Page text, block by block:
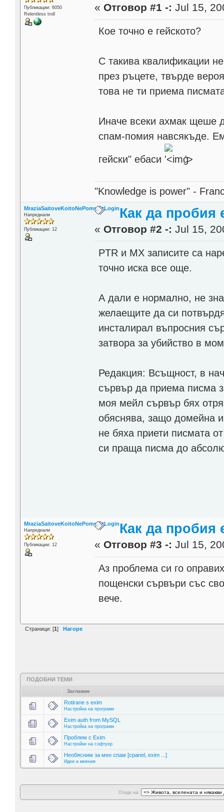
Публикации: 6050
Relentless troll
« Отговор #1 -: Jul 15,
Кое точно е гейското?
С такива квалификации
през ръцете, твърде
това не ти приема
Иначе всеки ахмак щеше
спам-помия навсякъде.
гейски" ебаси '>
"Knowledge is power" -
MraziaSaitoveKoitoNePomniatLogin
Напреднали
Публикации: 12
Как да
« Отговор #2 -: Jul 15,
PTR и MX записите са
точно иска все още.
А дали е нормално, не
желаещите да си
инсталирал въпросния
затвора за убийство в
Редакция: Всъщност, в
сървър да приема писма
моя мейл сървър бях
обяснява, защо домейна
не бяха приети писмата
си праща писма до
MraziaSaitoveKoitoNePomniatLogin
Напреднали
Публикации: 12
Как да
« Отговор #3 -: Jul 15,
Аз проблема си го
пощенски сървъри със
вече.
Страници: [1] Нагоре
ПОДОБНИ ТЕМИ
Заглавие
Rotirane s exim
Настройка на програми
Exim auth from MySQL
Настройка на програми
Проблем с Exim
Настройки на софтуер
Необясним за мен спам [cpanel, exim ...]
Идеи и мнения
Отиди на: